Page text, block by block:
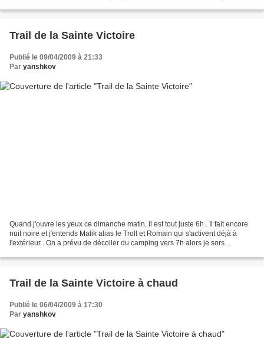
Trail de la Sainte Victoire
Publié le 09/04/2009 à 21:33
Par yanshkov
Quand j'ouvre les yeux ce dimanche matin, il est tout juste 6h . Il fait encore
nuit noire et j'entends Malik alias le Troll et Romain qui s'activent déjà à
l'extérieur . On a prévu de décoller du camping vers 7h alors je sors
Trail de la Sainte Victoire à chaud
Publié le 06/04/2009 à 17:30
Par yanshkov